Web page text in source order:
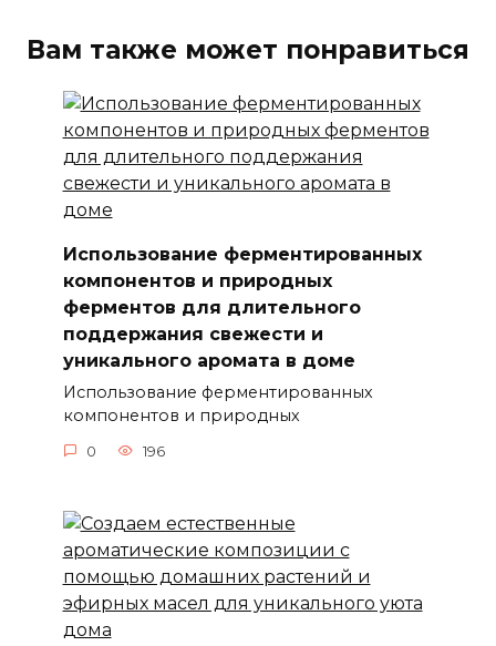
Вам также может понравиться
Использование ферментированных
компонентов и природных
ферментов для длительного
поддержания свежести и
уникального аромата в доме
Использование ферментированных
компонентов и природных
0 196